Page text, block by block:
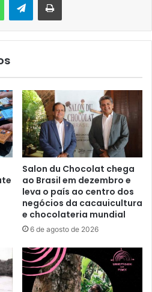
Salon du Chocolat chega
ao Brasil em dezembro e
leva o país ao centro dos
negócios da cacauicultura
e chocolateria mundial
6 de agosto de 2026